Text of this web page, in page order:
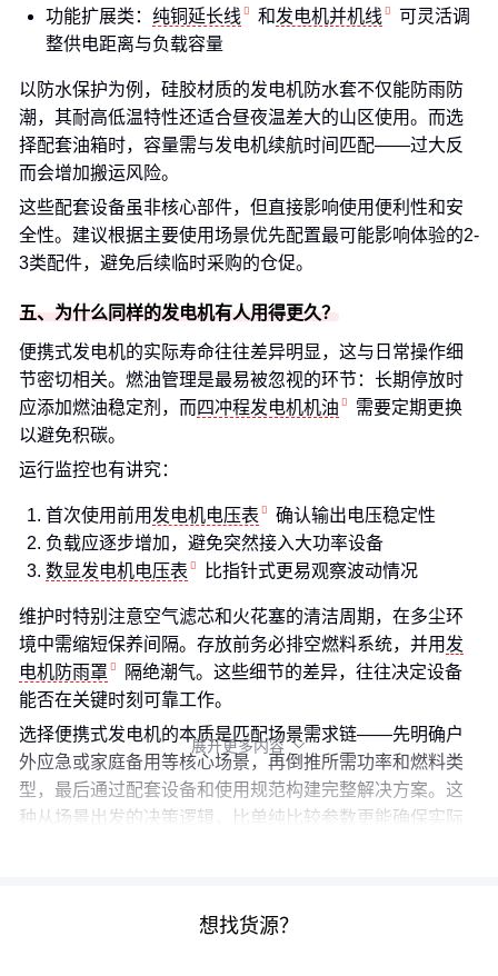
功能扩展类： 纯铜延长线 和发电机并机线
可灵活调
整供电距离与负载容量
以防水保护为例，硅胶材质的发电机防水套不仅能防雨防
潮，其耐高低温特性还适合昼夜温差大的山区使用。而选
择配套油箱时，容量需与发电机续航时间匹配——过大反
而会增加搬运风险。
这些配套设备虽非核心部件，但直接影响使用便利性和安
全性。建议根据主要使用场景优先配置最可能影响体验的2-
3类配件，避免后续临时采购的仓促。
五、为什么同样的发电机有人用得更久？
便携式发电机的实际寿命往往差异明显，这与日常操作细
节密切相关。燃油管理是最易被忽视的环节：长期停放时
应添加燃油稳定剂，而四冲程发电机机油
需要定期更换
以避免积碳。
运行监控也有讲究：
首次使用前用 发电机电压表
确认输出电压稳定性
负载应逐步增加，避免突然接入大功率设备
数显发电机电压表
比指针式更易观察波动情况
维护时特别注意空气滤芯和火花塞的清洁周期，在多尘环
境中需缩短保养间隔。存放前务必排空燃料系统，并用 发
电机防雨罩
隔绝潮气。这些细节的差异，往往决定设备
能否在关键时刻可靠工作。
选择便携式发电机的本质是匹配场景需求链——先明确户
外应急或家庭备用等核心场景，再倒推所需功率和燃料类
型，最后通过配套设备和使用规范构建完整解决方案。这
种从场景出发的决策逻辑，比单纯比较参数更能确保实际
展开更多内容 
想找货源？